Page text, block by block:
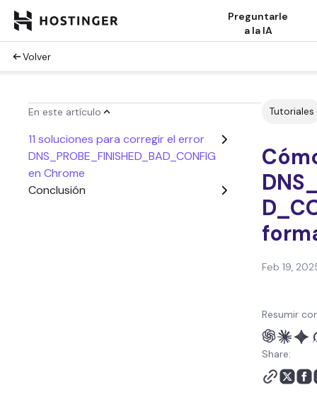
Preguntarle
a la IA
Volver
En este artículo
11 soluciones para corregir el error
DNS_PROBE_FINISHED_BAD_CONFIG
en Chrome
Conclusión
Tutoriales
Feb 19,
Resumir
Share: